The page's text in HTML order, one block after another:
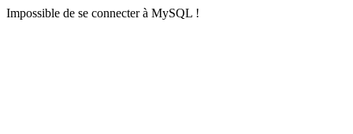
Impossible de se connecter à MySQL !